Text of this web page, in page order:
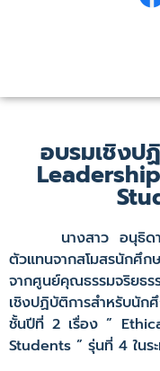
อบรมเชิงป
นางสาว อนุธิดา ข
ตัวแทนจากสโมสรนักศึ
จากศูนย์คุณธรรมจริยธ
เชิงปฏิบัติการสำหรับนั
ชั้นปีที่ 2 เรื่อง ”
Students ” รุ่นที่ 4 ใน